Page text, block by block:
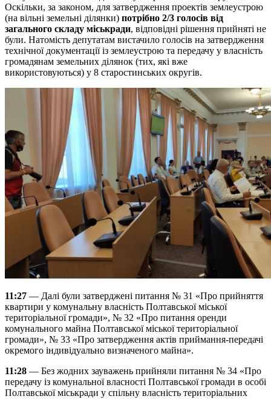
Оскільки, за законом, для затвердження проектів землеустрою
(на вільні земельні ділянки) потрібно 2/3 голосів від
загального складу міськради, відповідні рішення прийняті не
були. Натомість депутатам вистачило голосів на затвердження
технічної документації із землеустрою та передачу у власність
громадянам земельних ділянок (тих, які вже
використовуються) у 8 старостинських округів.
11:27 — Далі були затверджені питання № 31 «Про прийняття
квартири у комунальну власність Полтавської міської
територіальної громади», № 32 «Про питання оренди
комунального майна Полтавської міської територіальної
громади», № 33 «Про затвердження актів приймання-передачі
окремого індивідуально визначеного майна».
11:28 — Без жодних зауважень прийняли питання № 34 «Про
передачу із комунальної власності Полтавської громади в особі
Полтавської міськради у спільну власність територіальних